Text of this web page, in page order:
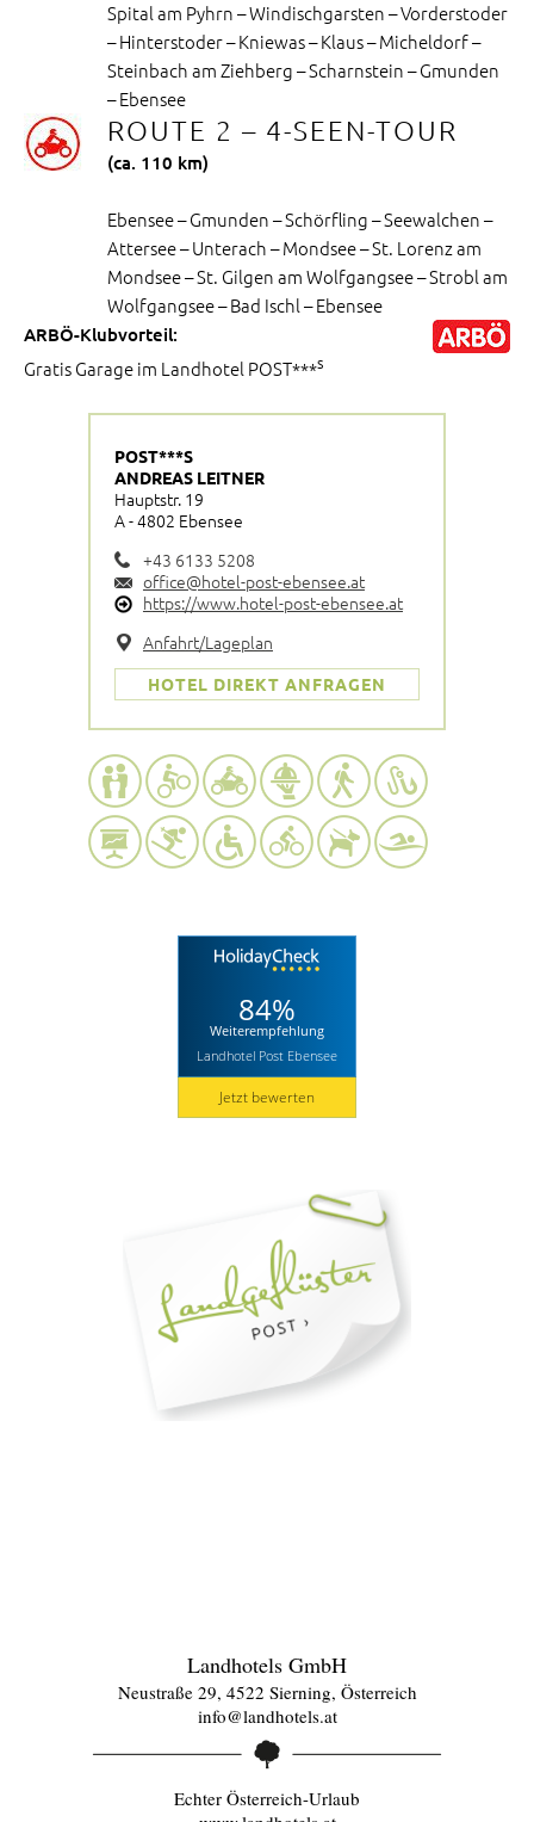
Spital am Pyhrn – Windischgarsten – Vorderstoder
– Hinterstoder – Kniewas – Klaus – Micheldorf –
Steinbach am Ziehberg – Scharnstein – Gmunden
– Ebensee
ROUTE 2 – 4-SEEN-TOUR
(ca. 110 km)
Ebensee – Gmunden – Schörfling – Seewalchen –
Attersee – Unterach – Mondsee – St. Lorenz am
Mondsee – St. Gilgen am Wolfgangsee – Strobl am
Wolfgangsee – Bad Ischl – Ebensee
ARBÖ-Klubvorteil:
Gratis Garage im Landhotel POST***s
POST***S
ANDREAS LEITNER
Hauptstr. 19
A - 4802 Ebensee
+43 6133 5208
office@hotel-post-ebensee.at
https://www.hotel-post-ebensee.at
Anfahrt/Lageplan
HOTEL DIREKT ANFRAGEN
84%
Weiterempfehlung
Landhotel Post Ebensee
Jetzt bewerten
Landhotels GmbH
Neustraße 29, 4522 Sierning, Österreich
info@landhotels.at
Echter Österreich-Urlaub